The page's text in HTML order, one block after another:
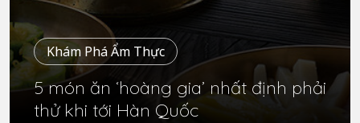
Khám Phá Ẩm Thực
5 món ăn ‘hoàng gia’ nhất định phải
thử khi tới Hàn Quốc